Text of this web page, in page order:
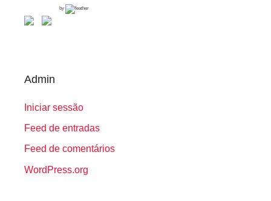
by
Admin
Iniciar sessão
Feed de entradas
Feed de comentários
WordPress.org